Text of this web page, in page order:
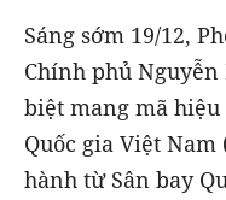
Sáng sớm 19/12,
Chính phủ
biệt mang mã hiệu
Quốc gia Việt
hành từ Sân bay